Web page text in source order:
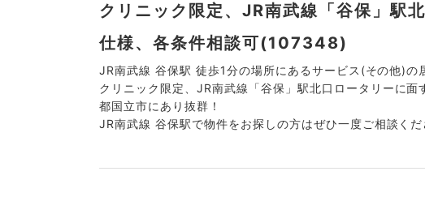
クリニック限定、JR南武線「谷保」駅
仕様、各条件相談可(107348)
JR南武線 谷保駅 徒歩1分の場所にあるサービス(その他)の
クリニック限定、JR南武線「谷保」駅北口ロータリーに
都国立市にあり抜群！
JR南武線 谷保駅で物件をお探しの方はぜひ一度ご相談くだ